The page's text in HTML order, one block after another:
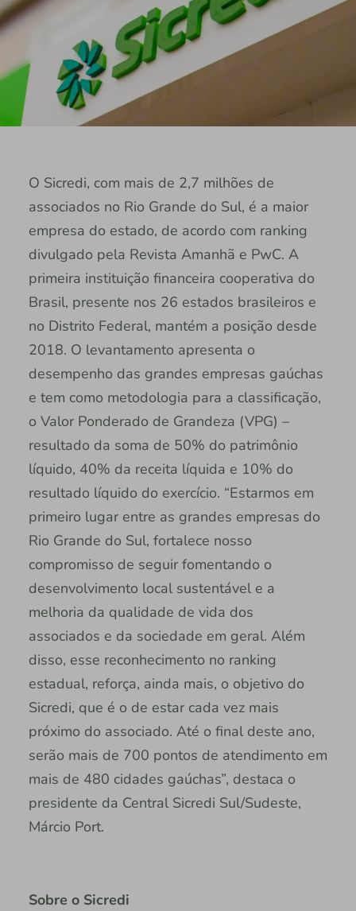
O Sicredi, com mais de 2,7 milhões de
associados no Rio Grande do Sul, é a maior
empresa do estado, de acordo com ranking
divulgado pela Revista Amanhã e PwC. A
primeira instituição financeira cooperativa do
Brasil, presente nos 26 estados brasileiros e
no Distrito Federal, mantém a posição desde
2018. O levantamento apresenta o
desempenho das grandes empresas gaúchas
e tem como metodologia para a classificação,
o Valor Ponderado de Grandeza (VPG) –
resultado da soma de 50% do patrimônio
líquido, 40% da receita líquida e 10% do
resultado líquido do exercício. “Estarmos em
primeiro lugar entre as grandes empresas do
Rio Grande do Sul, fortalece nosso
compromisso de seguir fomentando o
desenvolvimento local sustentável e a
melhoria da qualidade de vida dos
associados e da sociedade em geral. Além
disso, esse reconhecimento no ranking
estadual, reforça, ainda mais, o objetivo do
Sicredi, que é o de estar cada vez mais
próximo do associado. Até o final deste ano,
serão mais de 700 pontos de atendimento em
mais de 480 cidades gaúchas”, destaca o
presidente da Central Sicredi Sul/Sudeste,
Márcio Port.
Sobre o Sicredi